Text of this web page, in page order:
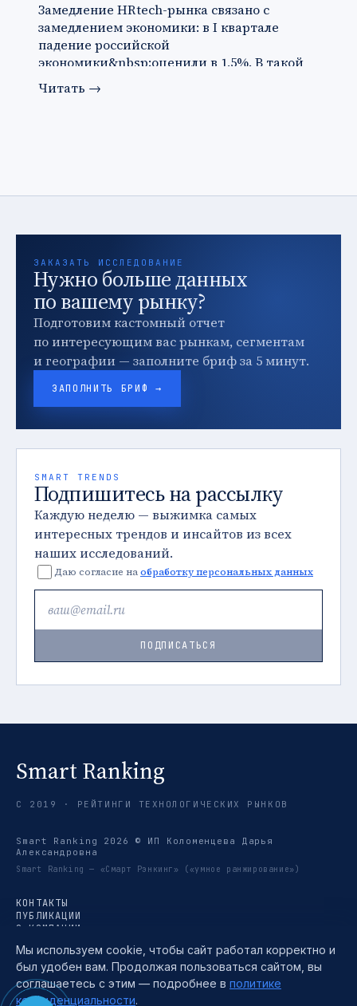
Замедление HRtech-рынка связано с
замедлением экономики: в I квартале
падение российской
экономики&nbsp;оценили в 1,5%. В такой
ситуации ко…
Читать →
ЗАКАЗАТЬ ИССЛЕДОВАНИЕ
Нужно больше данных
по вашему рынку?
Подготовим кастомный отчет
по интересующим вас рынкам, сегментам
и географии — заполните бриф за 5 минут.
ЗАПОЛНИТЬ БРИФ →
SMART TRENDS
Подпишитесь на рассылку
Каждую неделю — выжимка самых
интересных трендов и инсайтов из всех
наших исследований.
Даю согласие наобработку персональных данных
ПОДПИСАТЬСЯ
Smart Ranking
С 2019 · РЕЙТИНГИ ТЕХНОЛОГИЧЕСКИХ РЫНКОВ
Smart Ranking 2026 © ИП Коломенцева Дарья
Александровна
Smart Ranking — «Смарт Рэнкинг» («умное ранжирование»)
КОНТАКТЫ
ПУБЛИКАЦИИ
О КОМПАНИИ
ТРЕНДЫ
МЕТОДИКА
TELEGRAM →
ПОЛИТИКА КОНФИДЕНЦИАЛЬНОСТИ
ПОЛЬЗОВАТЕЛЬСКОЕ СОГЛАШЕНИЕ
Мы используем cookie, чтобы сайт работал корректно и
был удобен вам. Продолжая пользоваться сайтом, вы
соглашаетесь с этим — подробнее в политике
конфиденциальности.